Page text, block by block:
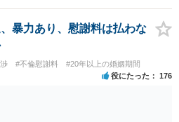
暴力あり、慰謝料は払わな
#不倫慰謝料 #20年以上の婚姻期間
役にたった 176